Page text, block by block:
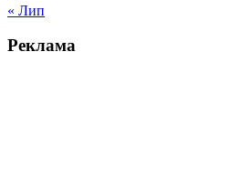
« Лип
Реклама